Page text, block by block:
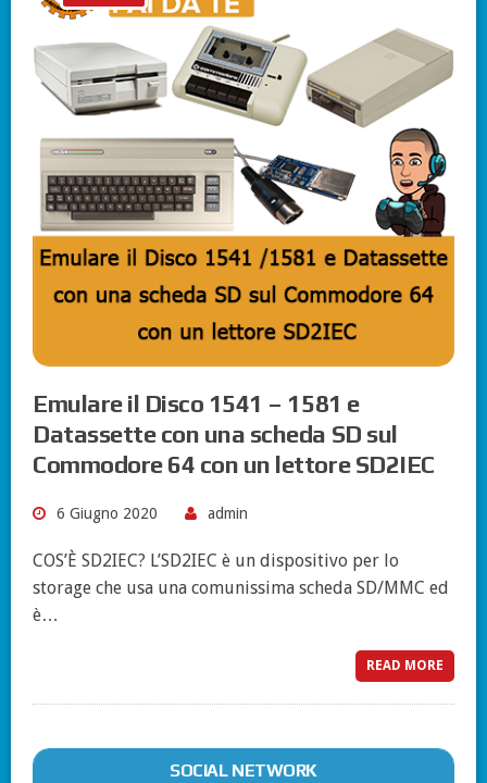
Emulare il Disco 1541 – 1581 e
Datassette con una scheda SD sul
Commodore 64 con un lettore SD2IEC
6 Giugno 2020 admin
COS’È SD2IEC? L’SD2IEC è un dispositivo per lo
storage che usa una comunissima scheda SD/MMC ed
è…
READ MORE
SOCIAL NETWORK